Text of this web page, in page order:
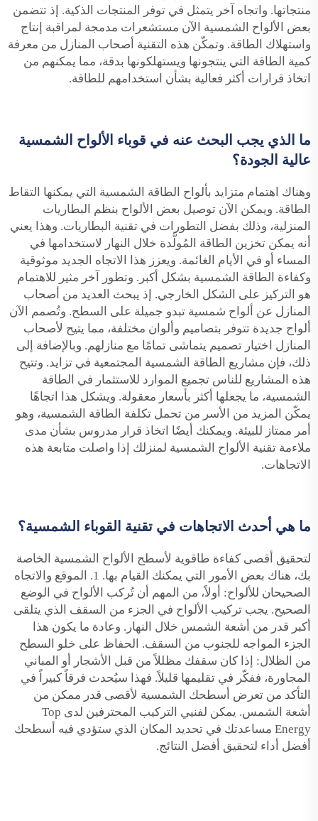
منتجاتها. واتجاه آخر يتمثل في توفر المنتجات الذكية. إذ تتضمن
بعض الألواح الشمسية الآن مستشعرات مدمجة لمراقبة إنتاج
واستهلاك الطاقة. وتمكّن هذه التقنية أصحاب المنازل من معرفة
كمية الطاقة التي ينتجونها ويستهلكونها بدقة، مما يمكنهم من
اتخاذ قرارات أكثر فعالية بشأن استخدامهم للطاقة.
ما الذي يجب البحث عنه في قوباء الألواح الشمسية
عالية الجودة؟
وهناك اهتمام متزايد بألواح الطاقة الشمسية التي يمكنها التقاط
الطاقة. ويمكن الآن توصيل بعض الألواح بنظم البطاريات
المنزلية، وذلك بفضل التطورات في تقنية البطاريات. وهذا يعني
أنه يمكن تخزين الطاقة المُولَّدة خلال النهار لاستخدامها في
المساء أو في الأيام الغائمة. ويعزز هذا الاتجاه الجديد موثوقية
وكفاءة الطاقة الشمسية بشكل أكبر. وتطور آخر مثير للاهتمام
هو التركيز على الشكل الخارجي. إذ يبحث العديد من أصحاب
المنازل عن ألواح شمسية تبدو جميلة على السطح. وتُصمم الآن
ألواح جديدة تتوفر بتصاميم وألوان مختلفة، مما يتيح لأصحاب
المنازل اختيار تصميم يتماشى تمامًا مع منازلهم. وبالإضافة إلى
ذلك، فإن مشاريع الطاقة الشمسية المجتمعية في تزايد. وتتيح
هذه المشاريع للناس تجميع الموارد للاستثمار في الطاقة
الشمسية، ما يجعلها أكثر بأسعار معقولة. ويشكل هذا اتجاهًا
يمكّن المزيد من الأسر من تحمل تكلفة الطاقة الشمسية، وهو
أمر ممتاز للبيئة. ويمكنك أيضًا اتخاذ قرار مدروس بشأن مدى
ملاءمة تقنية الألواح الشمسية لمنزلك إذا واصلت متابعة هذه
الاتجاهات.
ما هي أحدث الاتجاهات في تقنية القوباء الشمسية؟
لتحقيق أقصى كفاءة طاقوية لأسطح الألواح الشمسية الخاصة
بك، هناك بعض الأمور التي يمكنك القيام بها. 1. الموقع والاتجاه
الصحيحان للألواح: أولاً، من المهم أن تُركب الألواح في الوضع
الصحيح. يجب تركيب الألواح في الجزء من السقف الذي يتلقى
أكبر قدر من أشعة الشمس خلال النهار. وعادة ما يكون هذا
الجزء المواجه للجنوب من السقف. الحفاظ على خلو السطح
من الظلال: إذا كان سقفك مظللاً من قبل الأشجار أو المباني
المجاورة، ففكّر في تقليمها قليلاً. فهذا سيُحدث فرقاً كبيراً في
التأكد من تعرض أسطحك الشمسية لأقصى قدر ممكن من
أشعة الشمس. يمكن لفنيي التركيب المحترفين لدى Top
Energy مساعدتك في تحديد المكان الذي ستؤدي فيه أسطحك
أفضل أداء لتحقيق أفضل النتائج.